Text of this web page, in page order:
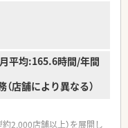
平均:165.6時間/年間
店舗により異なる）
2,000店舗以上）を展開し